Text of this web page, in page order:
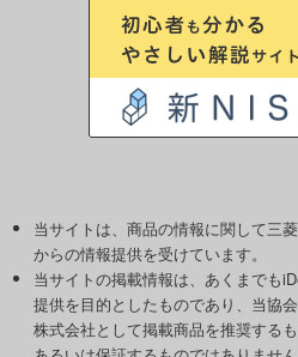
当サイトは、商品の情報に関して三
からの情報提供を受けています。
当サイトの掲載情報は、あくまでも
提供を目的としたものであり、当協
株式会社として掲載商品を推奨する